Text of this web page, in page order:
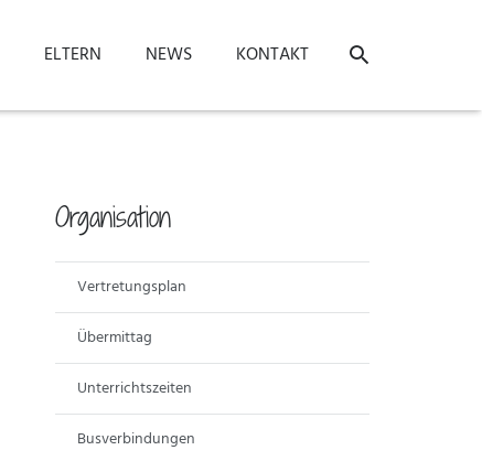
ELTERN NEWS KONTAKT
Organisation
Vertretungsplan
Übermittag
Unterrichtszeiten
Busverbindungen